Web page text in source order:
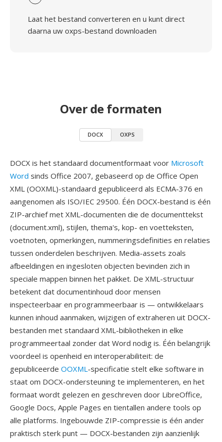
Laat het bestand converteren en u kunt direct
daarna uw oxps-bestand downloaden
Over de formaten
DOCX OXPS
DOCX is het standaard documentformaat voor Microsoft
Word sinds Office 2007, gebaseerd op de Office Open
XML (OOXML)-standaard gepubliceerd als ECMA-376 en
aangenomen als ISO/IEC 29500. Één DOCX-bestand is één
ZIP-archief met XML-documenten die de documenttekst
(document.xml), stijlen, thema's, kop- en voetteksten,
voetnoten, opmerkingen, nummeringsdefinities en relaties
tussen onderdelen beschrijven. Media-assets zoals
afbeeldingen en ingesloten objecten bevinden zich in
speciale mappen binnen het pakket. De XML-structuur
betekent dat documentinhoud door mensen
inspecteerbaar en programmeerbaar is — ontwikkelaars
kunnen inhoud aanmaken, wijzigen of extraheren uit DOCX-
bestanden met standaard XML-bibliotheken in elke
programmeertaal zonder dat Word nodig is. Één belangrijk
voordeel is openheid en interoperabiliteit: de
gepubliceerde OOXML-specificatie stelt elke software in
staat om DOCX-ondersteuning te implementeren, en het
formaat wordt gelezen en geschreven door LibreOffice,
Google Docs, Apple Pages en tientallen andere tools op
alle platforms. Ingebouwde ZIP-compressie is één ander
praktisch sterk punt — DOCX-bestanden zijn aanzienlijk